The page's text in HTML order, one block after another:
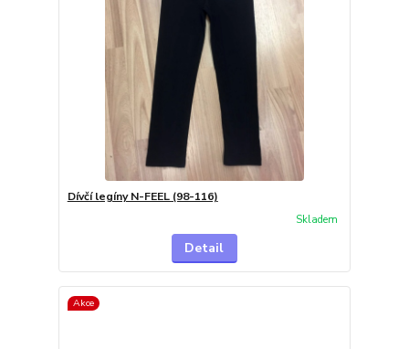
Dívčí legíny N-FEEL (98-116)
Skladem
Detail
Akce